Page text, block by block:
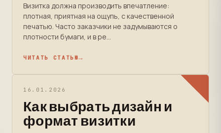
Визитка должна производить впечатление:
плотная, приятная на ощупь, с качественной
печатью. Часто заказчики не задумываются о
плотности бумаги, и в ре...
ЧИТАТЬ СТАТЬЮ
16.01.2026
Как выбрать дизайн и
формат визитки